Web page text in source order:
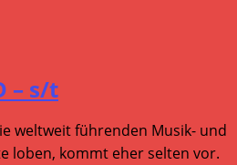
– s/t
weltweit führenden Musik- und
loben, kommt eher selten vor.